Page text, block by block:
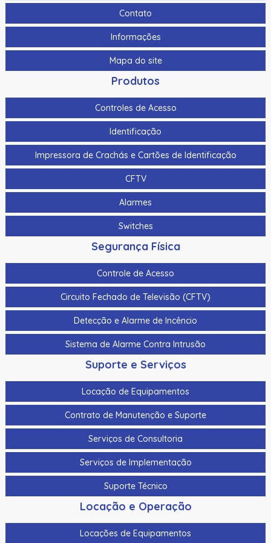
Contato
Informações
Mapa do site
Produtos
Controles de Acesso
Identificação
Impressora de Crachás e Cartões de Identificação
CFTV
Alarmes
Switches
Segurança Física
Controle de Acesso
Circuito Fechado de Televisão (CFTV)
Detecção e Alarme de Incêncio
Sistema de Alarme Contra Intrusão
Suporte e Serviços
Locação de Equipamentos
Contrato de Manutenção e Suporte
Serviços de Consultoria
Serviços de Implementação
Suporte Técnico
Locação e Operação
Locações de Equipamentos